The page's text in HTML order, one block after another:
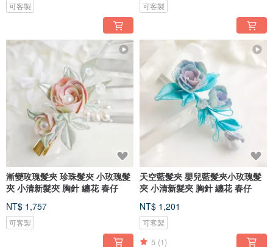
可客製 可客製
漸變玫瑰髮夾 珍珠髮夾 小玫瑰髮
夾 小清新髮夾 胸針 纏花 春仔
NT$ 1,757
可客製
天空藍髮夾 嬰兒藍髮夾小玫瑰髮
夾 小清新髮夾 胸針 纏花 春仔
NT$ 1,201
可客製
5 (1)